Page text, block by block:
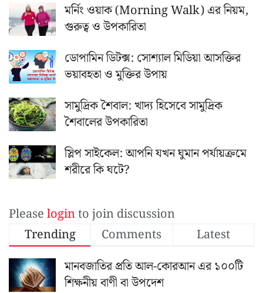
মর্নিং ওয়াক (Morning Walk) এর নিয়ম,
গুরুত্ব ও উপকারিতা
ডোপামিন ডিটক্স: সোশ্যাল মিডিয়া আসক্তির
ভয়াবহতা ও মুক্তির উপায়
সামুদ্রিক শৈবাল: খাদ্য হিসেবে সামুদ্রিক
শৈবালের উপকারিতা
স্লিপ সাইকেল: আপনি যখন ঘুমান পর্যায়ক্রমে
শরীরে কি ঘটে?
Pleaseloginto join discussion
Trending
Comments
Latest
মানবজাতির প্রতি আল-কোরআন এর ১০০টি
শিক্ষনীয় বাণী বা উপদেশ